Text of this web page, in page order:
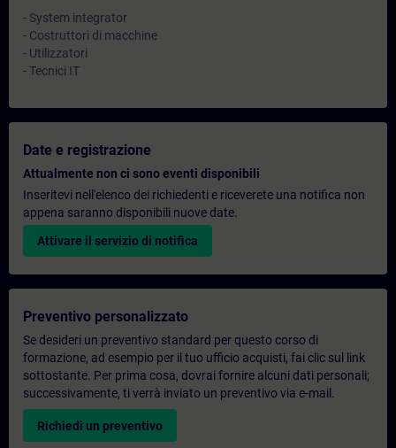
- System integrator
- Costruttori di macchine
- Utilizzatori
- Tecnici IT
Date e registrazione
Attualmente non ci sono eventi disponibili
Inseritevi nell'elenco dei richiedenti e riceverete una notifica non
appena saranno disponibili nuove date.
Attivare il servizio di notifica
Preventivo personalizzato
Se desideri un preventivo standard per questo corso di
formazione, ad esempio per il tuo ufficio acquisti, fai clic sul link
sottostante. Per prima cosa, dovrai fornire alcuni dati personali;
successivamente, ti verrà inviato un preventivo via e-mail.
Richiedi un preventivo